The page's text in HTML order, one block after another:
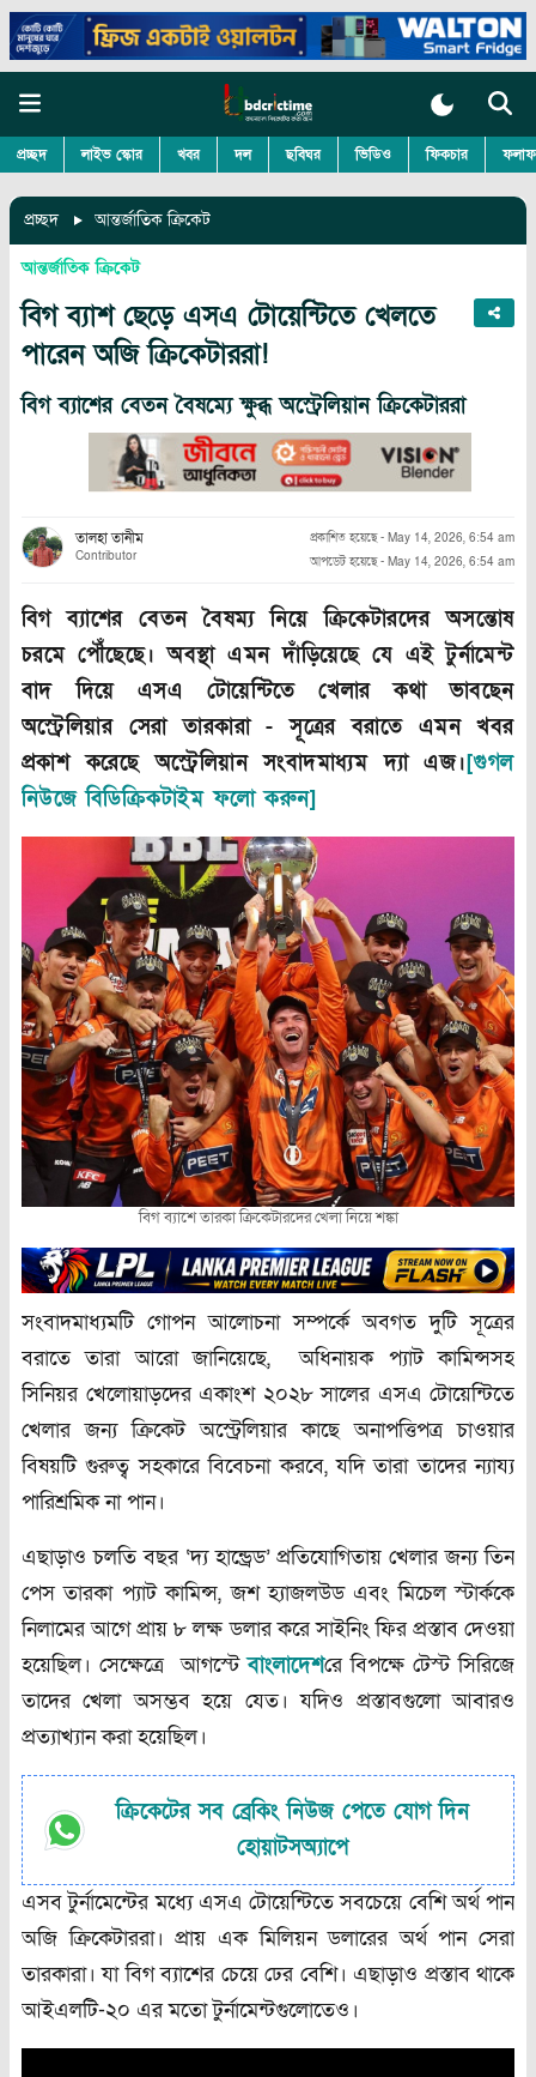
প্রচ্ছদ লাইভ স্কোর খবর দল ছবিঘর ভিডিও ফিকচার
প্রচ্ছদ আন্তর্জাতিক ক্রিকেট
আন্তর্জাতিক ক্রিকেট
বিগ ব্যাশ ছেড়ে এসএ টোয়েন্টিতে খেলতে
পারেন অজি ক্রিকেটাররা!
বিগ ব্যাশের বেতন বৈষম্যে ক্ষুব্ধ অস্ট্রেলিয়ান ক্রিকেটাররা
তালহা তানীম
Contributor
প্রকাশিত হয়েছে- May 14, 2026, 6:54 am
আপডেট হয়েছে- May 14, 2026, 6:54 am
বিগ ব্যাশের বেতন বৈষম্য নিয়ে ক্রিকেটারদের অসন্তোষ
চরমে পৌঁছেছে। অবস্থা এমন দাঁড়িয়েছে যে এই টুর্নামেন্ট
বাদ দিয়ে এসএ টোয়েন্টিতে খেলার কথা ভাবছেন
অস্ট্রেলিয়ার সেরা তারকারা - সূত্রের বরাতে এমন খবর
প্রকাশ করেছে অস্ট্রেলিয়ান সংবাদমাধ্যম দ্যা এজ।[গুগল
নিউজে বিডিক্রিকটাইম ফলো করুন]
বিগ ব্যাশে তারকা ক্রিকেটারদের খেলা নিয়ে শঙ্কা
সংবাদমাধ্যমটি গোপন আলোচনা সম্পর্কে অবগত দুটি সূত্রের
বরাতে তারা আরো জানিয়েছে, অধিনায়ক প্যাট কামিন্সসহ
সিনিয়র খেলোয়াড়দের একাংশ ২০২৮ সালের এসএ টোয়েন্টিতে
খেলার জন্য ক্রিকেট অস্ট্রেলিয়ার কাছে অনাপত্তিপত্র চাওয়ার
বিষয়টি গুরুত্ব সহকারে বিবেচনা করবে, যদি তারা তাদের ন্যায্য
পারিশ্রমিক না পান।
এছাড়াও চলতি বছর ‘দ্য হান্ড্রেড’ প্রতিযোগিতায় খেলার জন্য তিন
পেস তারকা প্যাট কামিন্স, জশ হ্যাজলউড এবং মিচেল স্টার্ককে
নিলামের আগে প্রায় ৮ লক্ষ ডলার করে সাইনিং ফির প্রস্তাব দেওয়া
হয়েছিল। সেক্ষেত্রে আগস্টেবাংলাদেশের বিপক্ষে টেস্ট সিরিজে
তাদের খেলা অসম্ভব হয়ে যেত। যদিও প্রস্তাবগুলো আবারও
প্রত্যাখ্যান করা হয়েছিল।
ক্রিকেটের সব ব্রেকিং নিউজ পেতে যোগ দিন
হোয়াটসঅ্যাপে
এসব টুর্নামেন্টের মধ্যে এসএ টোয়েন্টিতে সবচেয়ে বেশি অর্থ পান
অজি ক্রিকেটাররা। প্রায় এক মিলিয়ন ডলারের অর্থ পান সেরা
তারকারা। যা বিগ ব্যাশের চেয়ে ঢের বেশি। এছাড়াও প্রস্তাব থাকে
আইএলটি-২০ এর মতো টুর্নামেন্টগুলোতেও।